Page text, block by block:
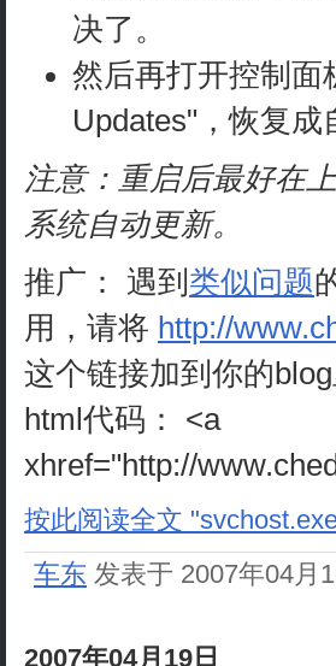
决了。
然后再打开控制面
Updates"，恢复成
注意：重启后最好在
系统自动更新。
推广： 遇到 类似问题
用，请将 http://
这个链接加到你的blog
html代码： <a
xhref="http://
按此阅读全文
车东 发表于 2007年04月
2007年04月19日